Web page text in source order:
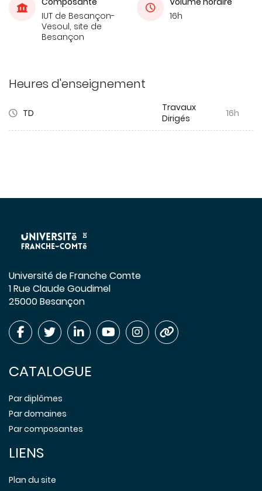
IUT de Besançon-
Vesoul, site de
Besançon
16h
Heures d'enseignement
TD
Travaux
Dirigés
16h
Université de Franche Comte
1 Rue Claude Goudimel
25000 Besançon
CATALOGUE
Par diplômes
Par domaines
Par composantes
LIENS
Plan du site